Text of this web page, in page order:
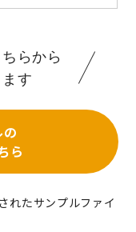
らから
す
ら
れたサンプルファイ